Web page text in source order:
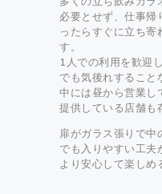
必要とせず、仕事帰
ったらすぐに立ち寄
す。
1人での利用を歓迎
でも気後れすること
中には昼から営業し
提供している店舗も
扉がガラス張りで中
でも入りやすい工夫
より安心して楽しめ